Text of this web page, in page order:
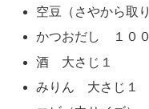
空豆（さやから取
かつおだし １０
酒 大さじ１
みりん 大さじ１